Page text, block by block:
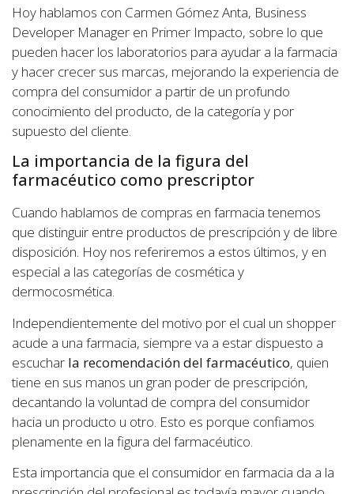
Hoy hablamos con Carmen Gómez Anta, Business
Developer Manager en Primer Impacto, sobre lo que
pueden hacer los laboratorios para ayudar a la farmacia
y hacer crecer sus marcas, mejorando la experiencia de
compra del consumidor a partir de un profundo
conocimiento del producto, de la categoría y por
supuesto del cliente.
La importancia de la figura del
farmacéutico como prescriptor
Cuando hablamos de compras en farmacia tenemos
que distinguir entre productos de prescripción y de libre
disposición. Hoy nos referiremos a estos últimos, y en
especial a las categorías de cosmética y
dermocosmética.
Independientemente del motivo por el cual un shopper
acude a una farmacia, siempre va a estar dispuesto a
escuchar la recomendación del farmacéutico, quien
tiene en sus manos un gran poder de prescripción,
decantando la voluntad de compra del consumidor
hacia un producto u otro. Esto es porque confiamos
plenamente en la figura del farmacéutico.
Esta importancia que el consumidor en farmacia da a la